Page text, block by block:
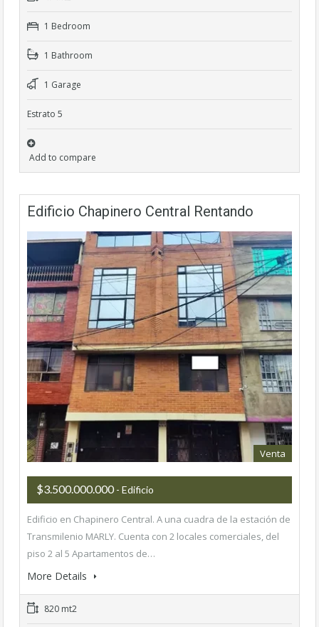
1 Bedroom
1 Bathroom
1 Garage
Estrato 5
Add to compare
Edificio Chapinero Central Rentando
Venta
$3.500.000.000- Edificio
Edificio en Chapinero Central. A una cuadra de la estación de
Transmilenio MARLY. Cuenta con 2 locales comerciales, del
piso 2 al 5 Apartamentos de…
More Details
820 mt2